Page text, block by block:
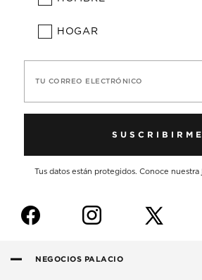
HOGAR
TU CORREO ELECTRÓNICO
SUSCRIBIRME
Tus datos están protegidos. Conoce nuestra
f i
NEGOCIOS PALACIO